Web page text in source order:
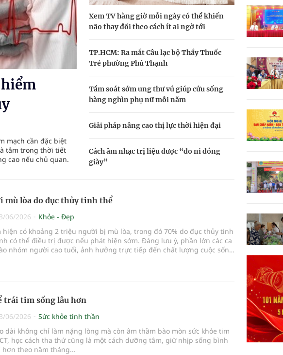
độ cao nhất 35 độ
đột qụy
y tế
mạch cần đặc biệt
tắm trong thời tiết
cao nếu chủ quan.
Xem TV hàng giờ mỗi ngày có thể khiến
não thay đổi theo cách ít ai ngờ tới
TP.HCM: Ra mắt Câu lạc bộ Thầy Thuốc
Trẻ phường Phú Thạnh
Tầm soát sớm ung thư vú giúp cứu sống
hàng nghìn phụ nữ mỗi năm
Giải pháp nâng cao thị lực thời hiện đại
Cách âm nhạc trị liệu được “đo ni đóng
giày”
mù lòa do đục thủy tinh thể
06/2026
Khỏe - Đẹp
hiện có khoảng 2 triệu người bị mù lòa, trong đó 70% do đục thủy tinh
có thể điều trị được nếu phát hiện sớm. Đáng lưu ý, phần lớn các ca
nhóm người cao tuổi, ảnh hưởng trực tiếp đến chất lượng cuộc sống
trái tim sống lâu hơn
06/2026
Sức khỏe tinh thần
dài không chỉ làm nặng lòng mà còn âm thầm bào mòn sức khỏe tim
học cách tha thứ cũng là một cách dưỡng tâm, giữ nhịp sống bình
hơn theo năm tháng...